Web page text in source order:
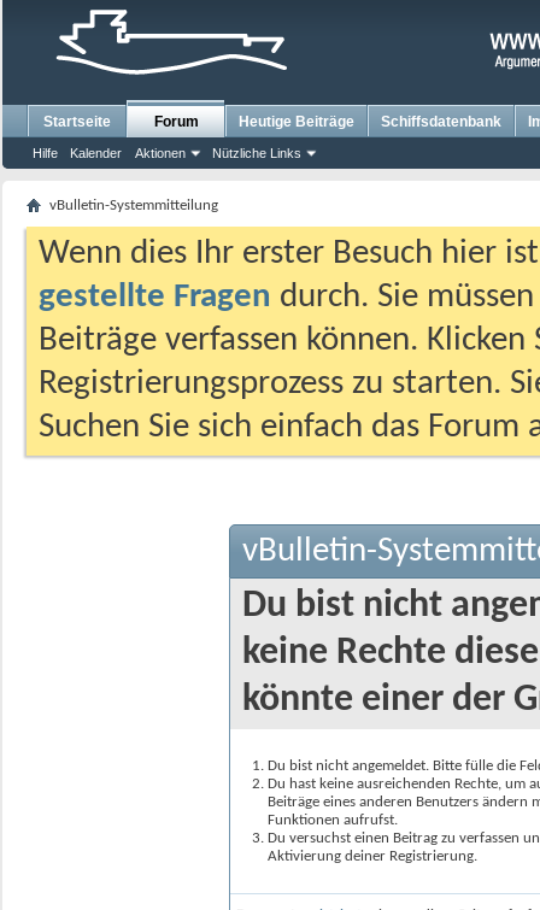
Startseite Forum
Hilfe Kalender Aktionen Nützliche Links
Heutige Beiträge Schiffsdatenbank
vBulletin-Systemmitteilung
Wenn dies Ihr erster Besuch hier
gestellte Fragen durch. Sie
Beiträge verfassen können.
Registrierungsprozess zu starten.
Suchen Sie sich einfach das
vBulletin-
Du bist nicht
keine Rechte
könnte einer der
Du bist nicht angemeldet. Bitte fülle die
Du hast keine ausreichenden Rechte, um
Beiträge eines anderen Benutzers
Funktionen aufrufst.
Du versuchst einen Beitrag zu verfassen
Aktivierung deiner Registrierung.